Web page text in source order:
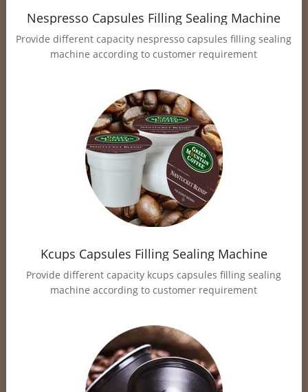
Nespresso Capsules Filling Sealing Machine
Provide different capacity nespresso capsules filling sealing
machine according to customer requirement
Kcups Capsules Filling Sealing Machine
Provide different capacity kcups capsules filling sealing
machine according to customer requirement